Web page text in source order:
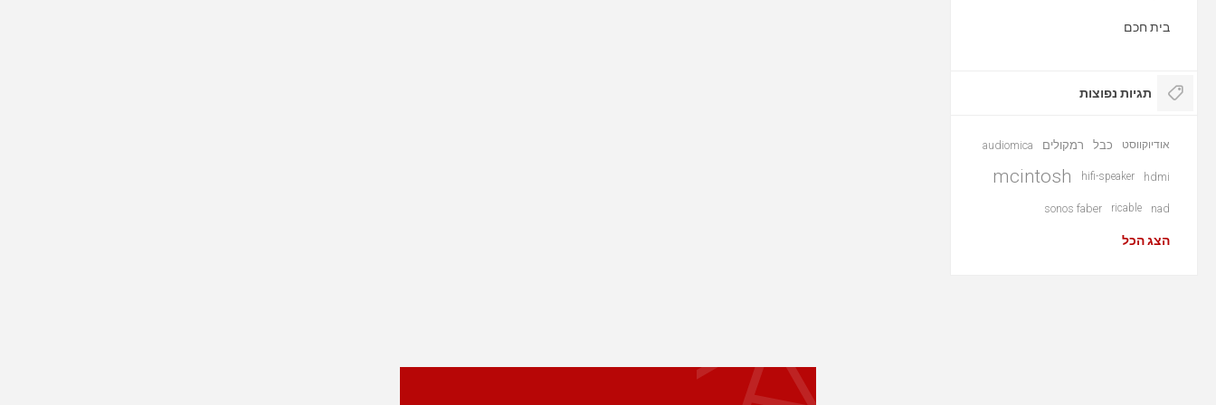
בית חכם
תגיות נפוצות
אודיוקווסט כבל רמקולים audiomica
hdmi
hifi-speaker
mcintosh
nad
ricable
sonos faber
הצג הכל